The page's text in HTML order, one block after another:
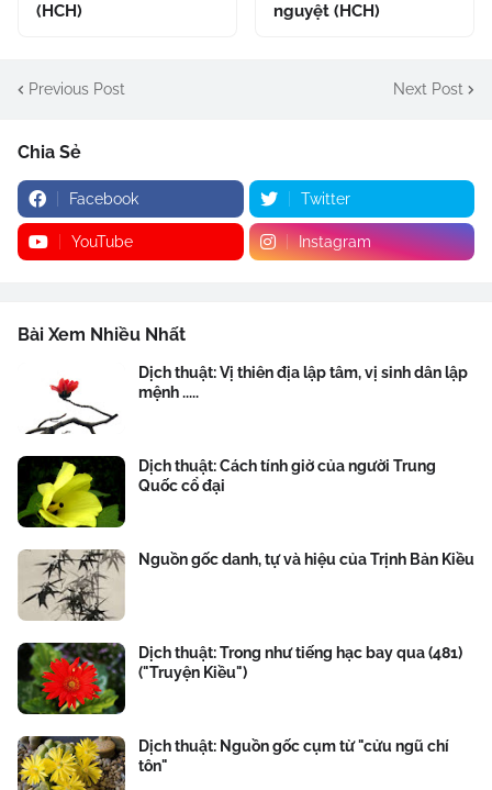
(HCH) nguyệt (HCH)
Previous Post Next Post
Chia Sẻ
Facebook Twitter
YouTube Instagram
Bài Xem Nhiều Nhất
Dịch thuật: Vị thiên địa lập tâm, vị sinh dân lập
mệnh .....
Dịch thuật: Cách tính giờ của người Trung
Quốc cổ đại
Nguồn gốc danh, tự và hiệu của Trịnh Bản Kiều
Dịch thuật: Trong như tiếng hạc bay qua (481)
("Truyện Kiều")
Dịch thuật: Nguồn gốc cụm từ "cửu ngũ chí
tôn"